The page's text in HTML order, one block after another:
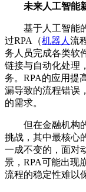
未来人工智能
基于人工智能
过RPA（机器人 流
务人员完成各类软
链接与自动化处理
务。RPA的应用提
漏导致的流程错误
的需求。
但在金融机构
挑战，其中最核心
一成不变的，面对
景，RPA可能出现
流程的稳定性难以